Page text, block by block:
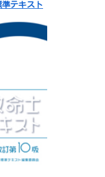
テキスト